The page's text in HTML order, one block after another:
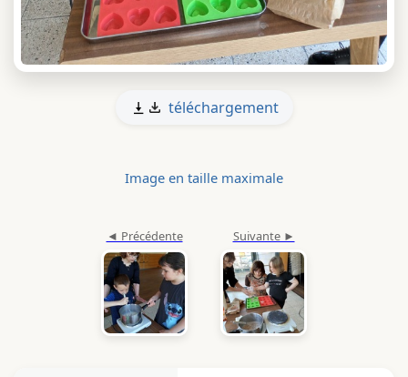
téléchargement
Image en taille maximale